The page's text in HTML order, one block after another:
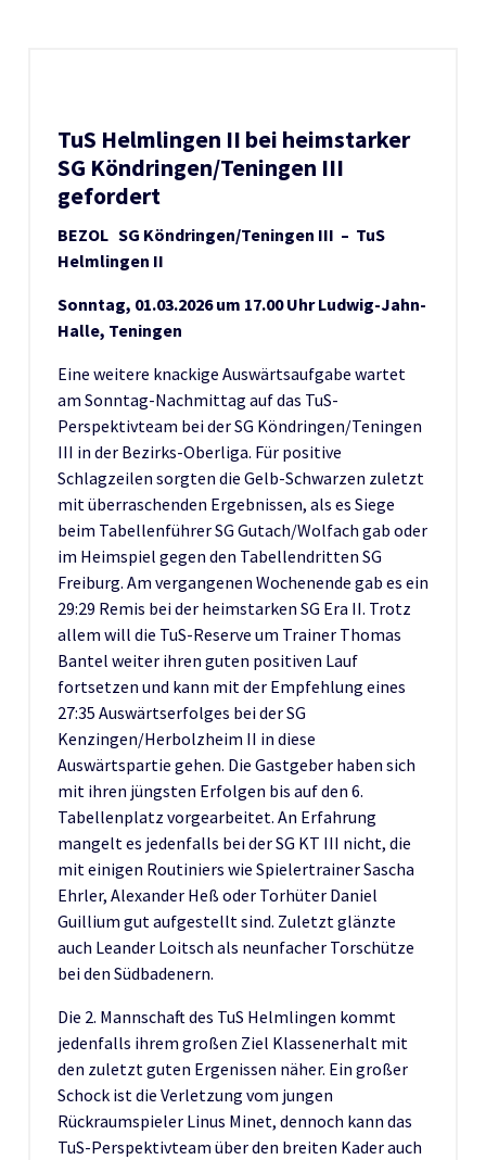
TuS Helmlingen II bei heimstarker
SG Köndringen/Teningen III
gefordert
BEZOL SG Köndringen/Teningen III – TuS
Helmlingen II
Sonntag, 01.03.2026 um 17.00 Uhr Ludwig-Jahn-
Halle, Teningen
Eine weitere knackige Auswärtsaufgabe wartet
am Sonntag-Nachmittag auf das TuS-
Perspektivteam bei der SG Köndringen/Teningen
III in der Bezirks-Oberliga. Für positive
Schlagzeilen sorgten die Gelb-Schwarzen zuletzt
mit überraschenden Ergebnissen, als es Siege
beim Tabellenführer SG Gutach/Wolfach gab oder
im Heimspiel gegen den Tabellendritten SG
Freiburg. Am vergangenen Wochenende gab es ein
29:29 Remis bei der heimstarken SG Era II. Trotz
allem will die TuS-Reserve um Trainer Thomas
Bantel weiter ihren guten positiven Lauf
fortsetzen und kann mit der Empfehlung eines
27:35 Auswärtserfolges bei der SG
Kenzingen/Herbolzheim II in diese
Auswärtspartie gehen. Die Gastgeber haben sich
mit ihren jüngsten Erfolgen bis auf den 6.
Tabellenplatz vorgearbeitet. An Erfahrung
mangelt es jedenfalls bei der SG KT III nicht, die
mit einigen Routiniers wie Spielertrainer Sascha
Ehrler, Alexander Heß oder Torhüter Daniel
Guillium gut aufgestellt sind. Zuletzt glänzte
auch Leander Loitsch als neunfacher Torschütze
bei den Südbadenern.
Die 2. Mannschaft des TuS Helmlingen kommt
jedenfalls ihrem großen Ziel Klassenerhalt mit
den zuletzt guten Ergenissen näher. Ein großer
Schock ist die Verletzung vom jungen
Rückraumspieler Linus Minet, dennoch kann das
TuS-Perspektivteam über den breiten Kader auch